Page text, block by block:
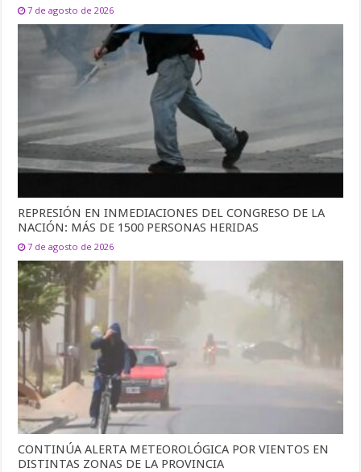
7 de agosto de 2026
REPRESIÓN EN INMEDIACIONES DEL CONGRESO DE LA
NACIÓN: MÁS DE 1500 PERSONAS HERIDAS
7 de agosto de 2026
CONTINÚA ALERTA METEOROLÓGICA POR VIENTOS EN
DISTINTAS ZONAS DE LA PROVINCIA